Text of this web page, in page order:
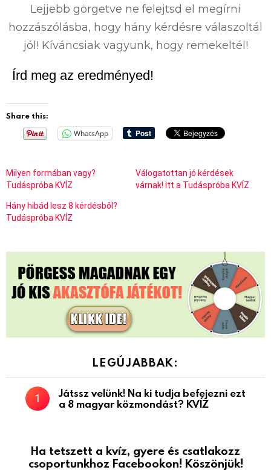
Lejjebb görgetve ne felejtsd el megírni
hozzászólásba, hogy hány kérdésre válaszoltál
jól! Kíváncsiak vagyunk, hogy remekeltél!
Írd meg az eredményed!
Share this:
WhatsApp
Milyen formában vagy?
Tudáspróba KVÍZ
Válogatottan jó kérdések
várnak! Itt a Tudáspróba KVÍZ
Hány hibád lesz 8 kérdésből?
Tudáspróba KVÍZ
LEGÚJABBAK:
Játssz velünk! Na ki tudja befejezni ezt
a 8 magyar közmondást? KVÍZ
Ha tetszett a kvíz, gyere és csatlakozz
csoportunkhoz Facebookon! Köszönjük!